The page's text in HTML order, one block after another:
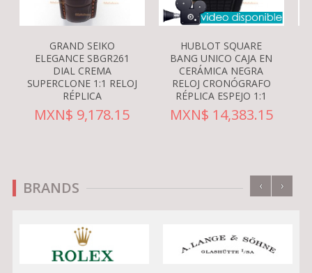
GRAND SEIKO
ELEGANCE SBGR261
DIAL CREMA
SUPERCLONE 1:1 RELOJ
RÉPLICA
MXN$ 9,178.15
HUBLOT SQUARE
BANG UNICO CAJA EN
CERÁMICA NEGRA
RELOJ CRONÓGRAFO
RÉPLICA ESPEJO 1:1
MXN$ 14,383.15
BRANDS ‹ ›